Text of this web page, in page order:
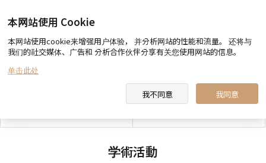
toxnfill 美容医院 向您约定 医生&职员 介绍
合作酒店指南
学術活動
本网站使用 Cookie
本网站使用cookie来增强用户体验， 并分析网站的性能和流量。 还将与
我们的社交媒体、广告和 分析合作伙伴分享有关您使用网站的信息。
单击此处
我不同意 我同意